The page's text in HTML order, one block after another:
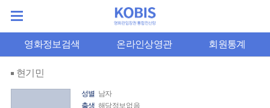
영화정보검색 온라인상영관 회원통계
현기민
성별 남자
출생 해당정보없음